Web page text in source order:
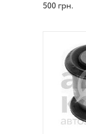
500 грн.